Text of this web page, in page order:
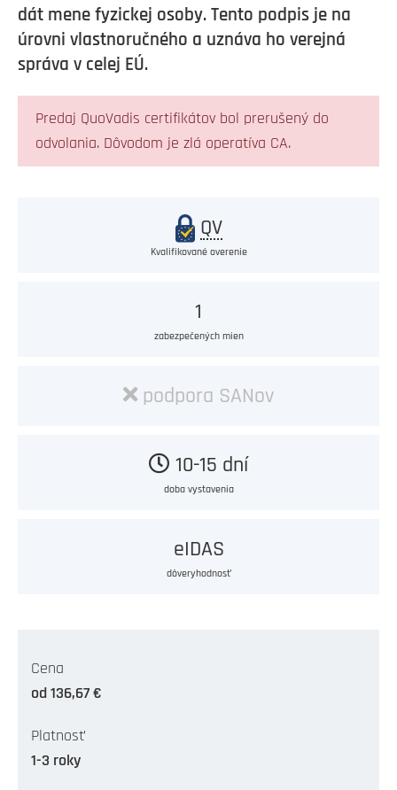
dát mene fyzickej osoby. Tento podpis je na
úrovni vlastnoručného a uznáva ho verejná
správa v celej EÚ.
Predaj QuoVadis certifikátov bol prerušený do
odvolania. Dôvodom je zlá operatíva CA.
QV
Kvalifikované overenie
1
zabezpečených mien
podpora SANov
10-15 dní
doba vystavenia
eIDAS
dôveryhodnosť
Cena
od 136,67 €
Platnosť
1-3 roky